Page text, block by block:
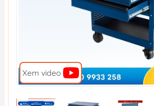
Xem video